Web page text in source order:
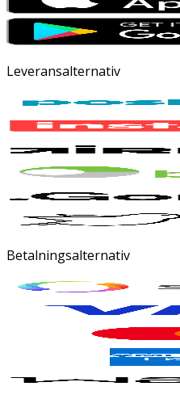
Leveransalternativ
Betalningsalternativ